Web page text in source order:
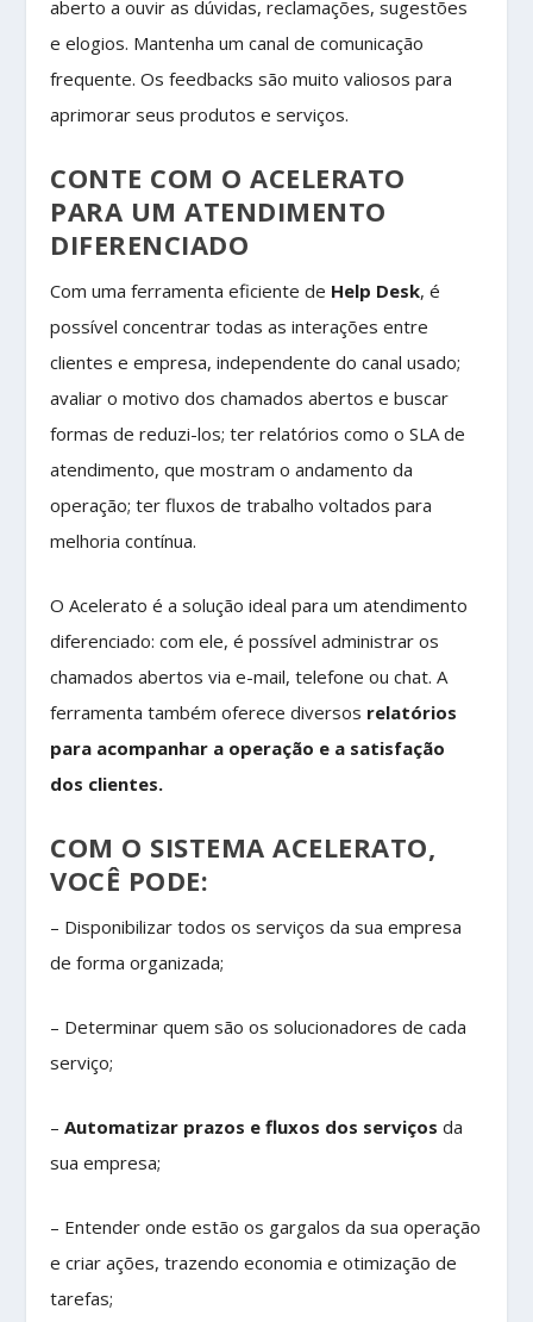
aberto a ouvir as dúvidas, reclamações, sugestões
e elogios. Mantenha um canal de comunicação
frequente. Os feedbacks são muito valiosos para
aprimorar seus produtos e serviços.
CONTE COM O ACELERATO
PARA UM ATENDIMENTO
DIFERENCIADO
Com uma ferramenta eficiente de Help Desk, é
possível concentrar todas as interações entre
clientes e empresa, independente do canal usado;
avaliar o motivo dos chamados abertos e buscar
formas de reduzi-los; ter relatórios como o SLA de
atendimento, que mostram o andamento da
operação; ter fluxos de trabalho voltados para
melhoria contínua.
O Acelerato é a solução ideal para um atendimento
diferenciado: com ele, é possível administrar os
chamados abertos via e-mail, telefone ou chat. A
ferramenta também oferece diversos relatórios
para acompanhar a operação e a satisfação
dos clientes.
COM O SISTEMA ACELERATO,
VOCÊ PODE:
– Disponibilizar todos os serviços da sua empresa
de forma organizada;
– Determinar quem são os solucionadores de cada
serviço;
–Automatizar prazos e fluxos dos serviços da
sua empresa;
– Entender onde estão os gargalos da sua operação
e criar ações, trazendo economia e otimização de
tarefas;